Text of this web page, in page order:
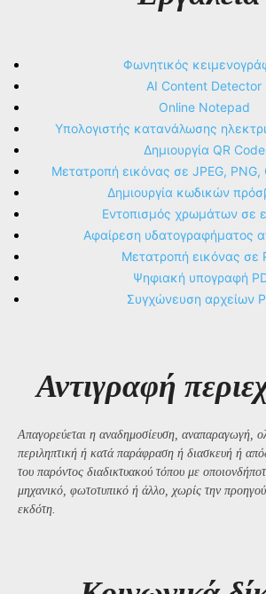
Φωνητικός
AI Content Detector
Online Notepad
Υπολογιστής κατανάλωσης
Δημιουργία QR Code
Μετατροπή εικόνας σε JPEG, PNG,
Δημιουργία κωδικών
Εντοπισμός χρωμάτων σε
Αφαίρεση υδατογραφήματος
Μετατροπή εικόνας σε
Ψηφιακή υπογραφή
Συγχώνευση αρχείων
Αντιγραφή
Απαγορεύεται η αναδημοσίευση, αναπαραγωγή,
περιληπτική ή κατά παράφραση ή διασκευή ή
του παρόντος διαδικτυακού τόπου με
μηχανικό, φωτοτυπικό ή άλλο, χωρίς την
εκδότη.